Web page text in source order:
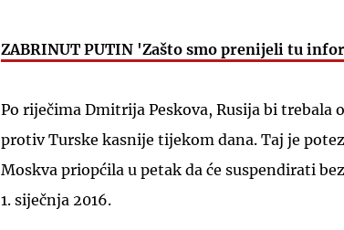
ZABRINUT PUTIN 'Zašto smo prenijeli tu
Po riječima Dmitrija Peskova, Rusija bi trebala
protiv Turske kasnije tijekom dana. Taj je
Moskva priopćila u petak da će suspendirati
1. siječnja 2016.